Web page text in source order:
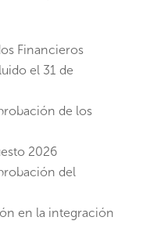
Financieros
el 31 de
de los
2026
del
en la integración